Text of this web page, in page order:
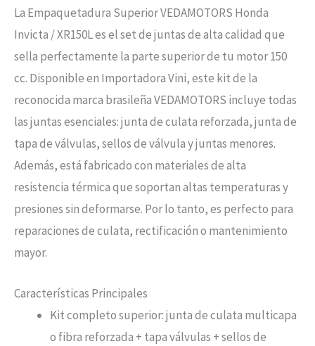
La Empaquetadura Superior VEDAMOTORS Honda
Invicta / XR150L es el set de juntas de alta calidad que
sella perfectamente la parte superior de tu motor 150
cc. Disponible en Importadora Vini, este kit de la
reconocida marca brasileña VEDAMOTORS incluye todas
las juntas esenciales: junta de culata reforzada, junta de
tapa de válvulas, sellos de válvula y juntas menores.
Además, está fabricado con materiales de alta
resistencia térmica que soportan altas temperaturas y
presiones sin deformarse. Por lo tanto, es perfecto para
reparaciones de culata, rectificación o mantenimiento
mayor.
Características Principales
Kit completo superior: junta de culata multicapa
o fibra reforzada + tapa válvulas + sellos de